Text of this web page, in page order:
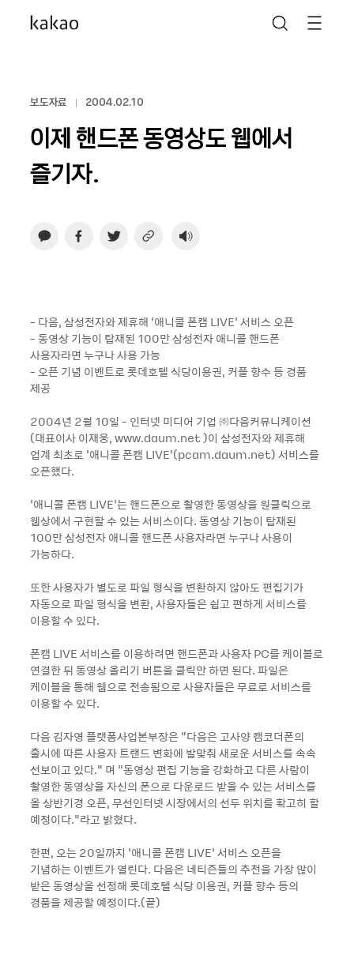
보도자료 2004.02.10
이제 핸드폰 동영상도 웹에서
즐기자.
- 다음, 삼성전자와 제휴해 ‘애니콜 폰캠 LIVE’ 서비스 오픈
- 동영상 기능이 탑재된 100만 삼성전자 애니콜 핸드폰
사용자라면 누구나 사용 가능
- 오픈 기념 이벤트로 롯데호텔 식당이용권, 커플 향수 등 경품
제공
2004년 2월 10일 - 인터넷 미디어 기업 ㈜다음커뮤니케이션
(대표이사 이재웅, www.daum.net )이 삼성전자와 제휴해
업계 최초로 ‘애니콜 폰캠 LIVE’(pcam.daum.net) 서비스를
오픈했다.
‘애니콜 폰캠 LIVE’는 핸드폰으로 촬영한 동영상을 원클릭으로
웹상에서 구현할 수 있는 서비스이다. 동영상 기능이 탑재된
100만 삼성전자 애니콜 핸드폰 사용자라면 누구나 사용이
가능하다.
또한 사용자가 별도로 파일 형식을 변환하지 않아도 편집기가
자동으로 파일 형식을 변환, 사용자들은 쉽고 편하게 서비스를
이용할 수 있다.
폰캠 LIVE 서비스를 이용하려면 핸드폰과 사용자 PC를 케이블로
연결한 뒤 동영상 올리기 버튼을 클릭만 하면 된다. 파일은
케이블을 통해 웹으로 전송됨으로 사용자들은 무료로 서비스를
이용할 수 있다.
다음 김자영 플랫폼사업본부장은 “다음은 고사양 캠코더폰의
출시에 따른 사용자 트랜드 변화에 발맞춰 새로운 서비스를 속속
선보이고 있다.” 며 "동영상 편집 기능을 강화하고 다른 사람이
촬영한 동영상을 자신의 폰으로 다운로드 받을 수 있는 서비스를
올 상반기경 오픈, 무선인터넷 시장에서의 선두 위치를 확고히 할
예정이다.”라고 밝혔다.
한편, 오는 20일까지 ‘애니콜 폰캠 LIVE’ 서비스 오픈을
기념하는 이벤트가 열린다. 다음은 네티즌들의 추천을 가장 많이
받은 동영상을 선정해 롯데호텔 식당 이용권, 커플 향수 등의
경품을 제공할 예정이다.(끝)